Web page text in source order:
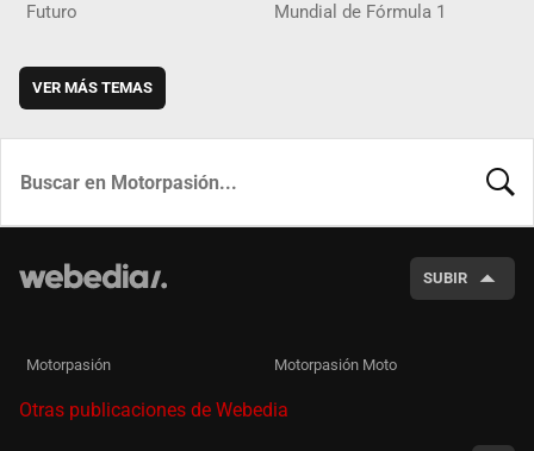
Futuro Mundial de Fórmula 1
VER MÁS TEMAS
SUBIR
Motorpasión Motorpasión Moto
Otras publicaciones de Webedia